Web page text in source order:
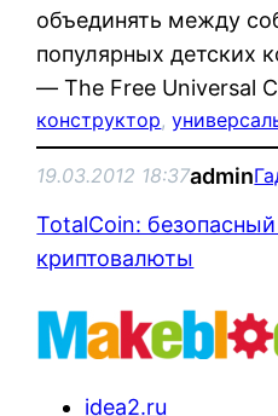
объединять между
популярных детских
— The Free Universal
конструктор,
19.03.2012 18:37admin
TotalCoin:
криптовалюты
idea2.ru